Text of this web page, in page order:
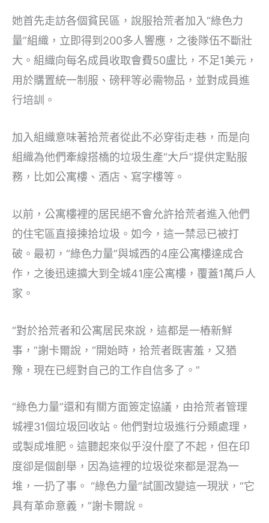
她首先走訪各個貧民區，說服拾荒者加入“綠色力
量”組織，立即得到200多人響應，之後隊伍不斷壯
大。組織向每名成員收取會費50盧比，不足1美元，
用於購置統一制服、磅秤等必需物品，並對成員進
行培訓。
加入組織意味著拾荒者從此不必穿街走巷，而是向
組織為他們牽線搭橋的垃圾生產“大戶”提供定點服
務，比如公寓樓、酒店、寫字樓等。
以前，公寓樓裡的居民絕不會允許拾荒者進入他們
的住宅區直接揀拾垃圾。如今，這一禁忌已被打
破。最初，“綠色力量”與城西的4座公寓樓達成合
作，之後迅速擴大到全城41座公寓樓，覆蓋1萬戶人
家。
“對於拾荒者和公寓居民來說，這都是一樁新鮮
事，”謝卡爾說，“開始時，拾荒者既害羞，又猶
豫，現在已經對自己的工作自信多了。”
“綠色力量”還和有關方面簽定協議，由拾荒者管理
城裡31個垃圾回收站。他們對垃圾進行分類處理，
或製成堆肥。這聽起來似乎沒什麼了不起，但在印
度卻是個創舉，因為這裡的垃圾從來都是混為一
堆，一扔了事。 “綠色力量”試圖改變這一現狀，“它
具有革命意義，”謝卡爾說。